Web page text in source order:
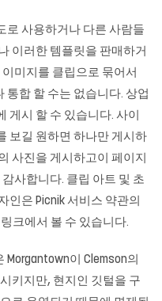
로 사용하거나 다른 사람들
이러한 템플릿을 판매하거
미지를 클립으로 묶어서
통합 할 수는 없습니다. 상업
게시 할 수 있습니다. 사이
보길 원하면 하나만 게시하
사진을 게시하고이 페이지
사합니다. 클립 아트 및 초
인은 Picnik 서비스 약관의
크에서 볼 수 있습니다.
Morgantown이 Clemson의
키지만, 현지인 깃털을 구